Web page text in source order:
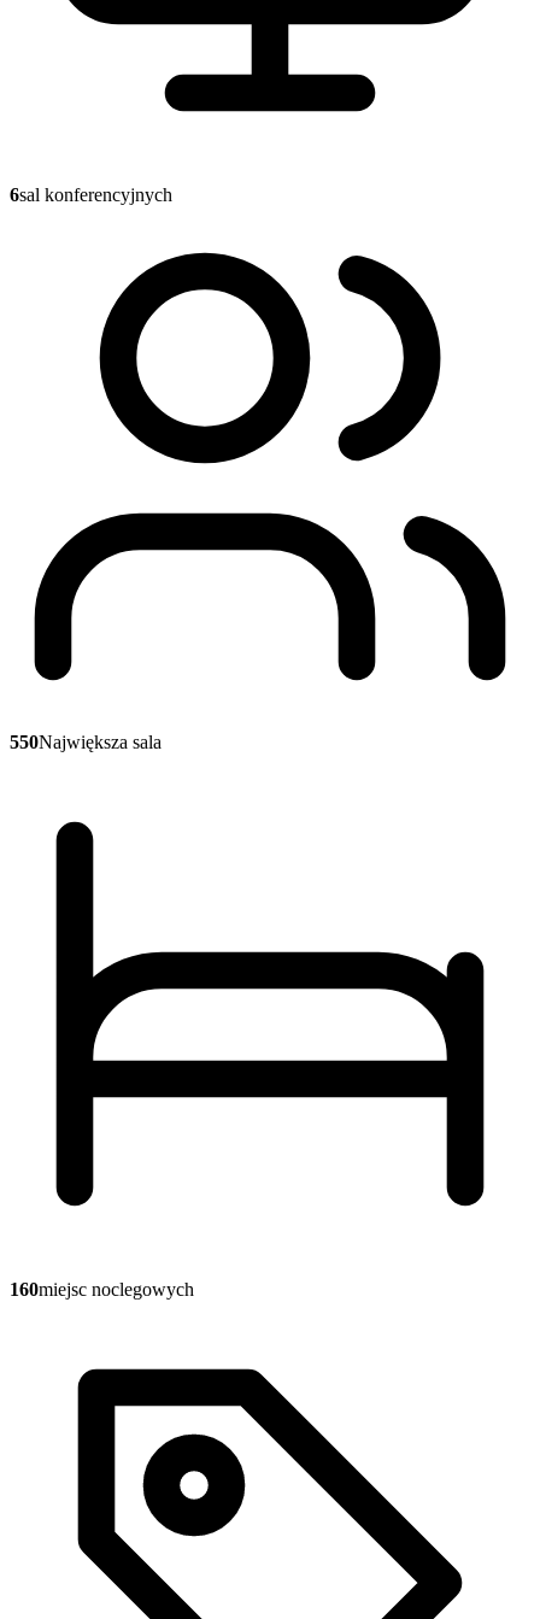
6sal konferencyjnych
550Największa sala
160miejsc noclegowych